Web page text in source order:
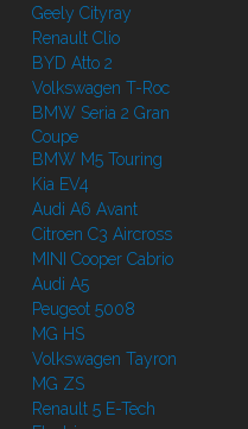
Geely Cityray
Renault Clio
BYD Atto 2
Volkswagen T-Roc
BMW Seria 2 Gran
Coupe
BMW M5 Touring
Kia EV4
Audi A6 Avant
Citroen C3 Aircross
MINI Cooper Cabrio
Audi A5
Peugeot 5008
MG HS
Volkswagen Tayron
MG ZS
Renault 5 E-Tech